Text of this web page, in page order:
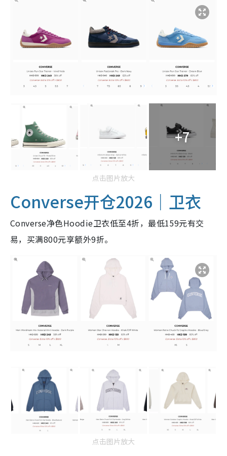
+7
点击图片放大
Converse开仓2026｜卫衣
Converse净色Hoodie卫衣低至4折，最低159元有交
易，买满800元享额外9折。
点击图片放大